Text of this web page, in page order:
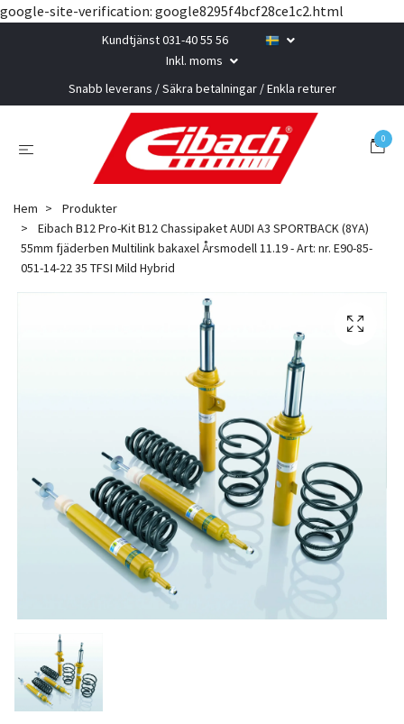
google-site-verification: google8295f4bcf28ce1c2.html
Kundtjänst 031-40 55 56
Inkl. moms
Snabb leverans / Säkra betalningar / Enkla returer
0
Hem
Produkter
Eibach B12 Pro-Kit B12 Chassipaket AUDI A3 SPORTBACK (8YA)
55mm fjäderben Multilink bakaxel Årsmodell 11.19 - Art: nr. E90-85-
051-14-22 35 TFSI Mild Hybrid